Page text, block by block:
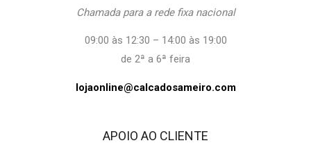
Chamada para a rede fixa nacional
09:00 às 12:30 – 14:00 às 19:00
de 2ª a 6ª feira
lojaonline@calcadosameiro.com
APOIO AO CLIENTE